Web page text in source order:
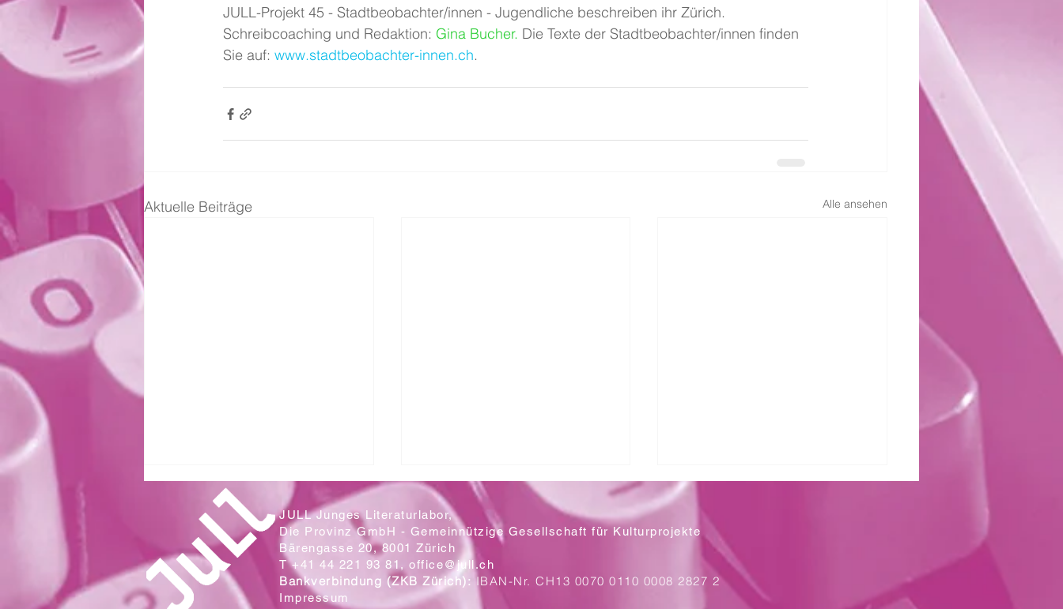
JULL-Projekt 45 - Stadtbeobachter/innen - Jugendliche beschreiben ihr Zürich.
Schreibcoaching und Redaktion: Gina Bucher. Die Texte der Stadtbeobachter/innen finden
Sie auf: www.stadtbeobachter-innen.ch.
Aktuelle Beiträge Alle ansehen
Ein Blick auf die neuen Plakate
Mit letzter Kraft
JULL Junges Literaturlabor,
Die Provinz GmbH - Gemeinnützige Gesellschaft für Kulturprojekte
Bärengasse 20, 8001 Zürich
T +41 44 221 93 81, office@jull.ch
Bankverbindung (ZKB Zürich):IBAN-Nr. CH13 0070 0110 0008 2827 2
Impressum